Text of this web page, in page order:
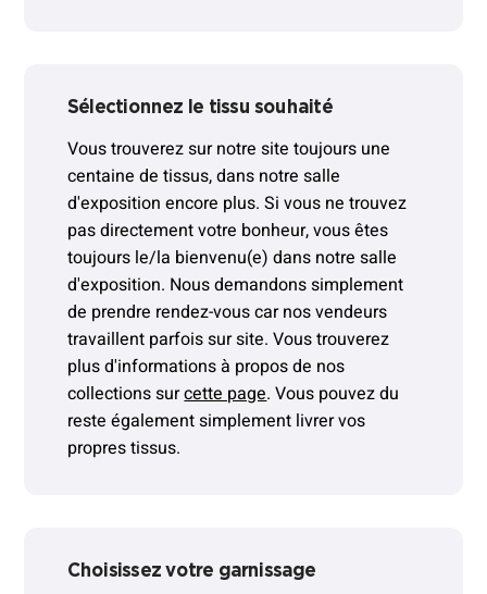
Sélectionnez le tissu souhaité
Vous trouverez sur notre site toujours une
centaine de tissus, dans notre salle
d'exposition encore plus. Si vous ne trouvez
pas directement votre bonheur, vous êtes
toujours le/la bienvenu(e) dans notre salle
d'exposition. Nous demandons simplement
de prendre rendez-vous car nos vendeurs
travaillent parfois sur site. Vous trouverez
plus d'informations à propos de nos
collections surcette page. Vous pouvez du
reste également simplement livrer vos
propres tissus.
Choisissez votre garnissage